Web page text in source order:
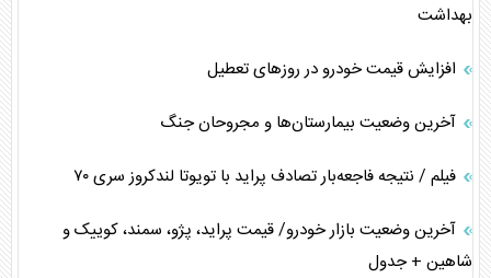
بهداشت
افزایش قیمت خودرو در روزهای تعطیل
آخرین وضعیت بیمارستان‌ها و مجروحان جنگ
فیلم / نتیجه فاجعه‌بار تصادف پراید با تویوتا لندکروز سری ۷۰
آخرین وضعیت بازار خودرو/ قیمت پراید، پژو، سمند، کوییک و
شاهین + جدول